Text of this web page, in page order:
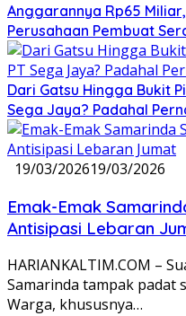
Anggarannya Rp65
Perusahaan Pembuat
Dari Gatsu Hingga Bukit
Sega Jaya? Padahal
19/03/202619/03/2026
Emak-Emak
Antisipasi Lebaran
HARIANKALTIM.COM –
Samarinda tampak padat
Warga, khususnya…